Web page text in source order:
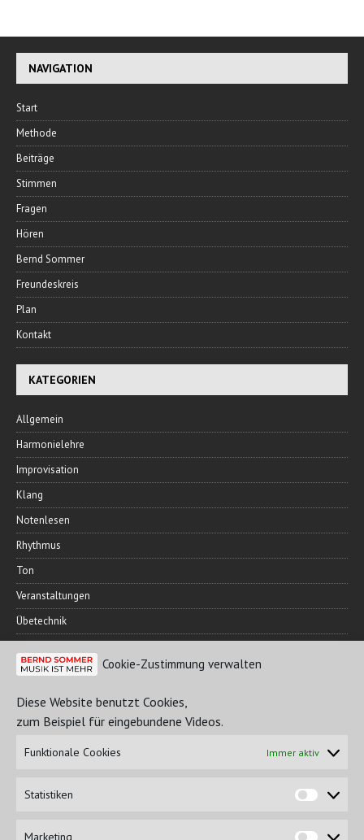
Cookie-Zustimmung verwalten
Diese Website benutzt Cookies,
zum Beispiel für eingebundene Videos.
Funktionale Cookies Immer aktiv
Statistiken
Marketing
NAVIGATION
Start
Methode
Beiträge
Stimmen
Fragen
Hören
Bernd Sommer
Freundeskreis
Plan
Kontakt
KATEGORIEN
Allgemein
Harmonielehre
Improvisation
Klang
Notenlesen
Rhythmus
Ton
Veranstaltungen
Übetechnik
FREUNDESKREIS